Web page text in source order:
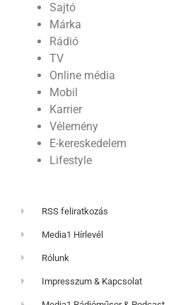
Sajtó
Márka
Rádió
TV
Online média
Mobil
Karrier
Vélemény
E-kereskedelem
Lifestyle
RSS feliratkozás
Media1 Hírlevél
Rólunk
Impresszum & Kapcsolat